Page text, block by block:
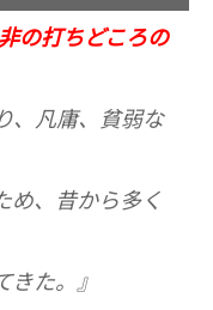
の打ちどころの
、凡庸、貧弱な
め、昔から多く
きた。』